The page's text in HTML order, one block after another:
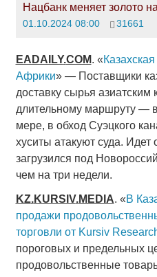
Нацбанк меняет золото
01.10.2024 08:00 31661
EADAILY.COM. «
Африки» — Поставщики
доставку сырья азиатским
длительному маршруту —
мере, в обход Суэцкого
хуситы атакуют суда. Идет
загрузился под
чем на три недели.
KZ.KURSIV.MEDIA. «В
продажи
торговли от Kursiv
пороговых и предельных
продовольственные